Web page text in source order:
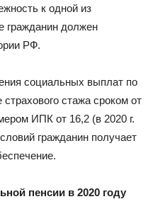
к одной из
гражданин должен
РФ.
социальных выплат по
стажа сроком от
ИПК от 16,2 (в 2020 г.
гражданин получает
пенсии в 2020 году